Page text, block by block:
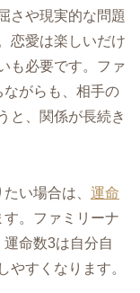
さや現実的な問題
恋愛は楽しいだけ
も必要です。ファ
ながらも、相手の
と、関係が長続き
い場合は、 運命
す。ファミリーナ
命数3は自分自
やすくなります。